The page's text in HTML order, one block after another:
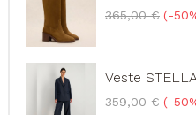
Prix
365,00 € -
Veste
Prix
359,00 € -